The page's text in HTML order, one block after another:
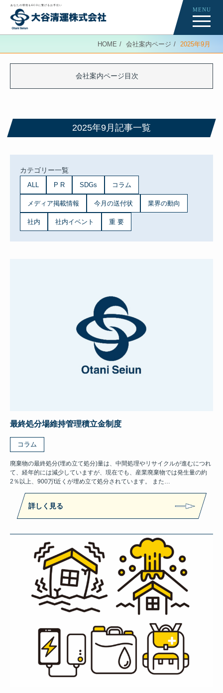
あなたの環境をECOに繋げるお手伝い
MENU
会社案内ページ
News
ニュース記事一覧
Re-Creation HOME 会社案内ページ 2025年9月
会社案内ページ目次
2025年9月記事一覧
カテゴリー一覧
ALL P R SDGs コラム
メディア掲載情報 今月の送付状 業界の動向
社内 社内イベント 重 要
最終処分場維持管理積立金制度
コラム
廃棄物の最終処分(埋め立て処分)量は、中間処理やリサイクルが進むにつれ
て、経年的には減少していますが、現在でも、産業廃棄物では発生量の約
2％以上、900万t近くが埋め立て処分されています。 また…
詳しく見る